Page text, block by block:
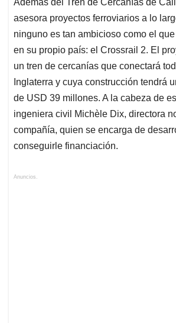
Además del Tren de Cercanías de
asesora proyectos ferroviarios a lo
ninguno es tan ambicioso como el
en su propio país: el Crossrail 2. El
un tren de cercanías que conectará
Inglaterra y cuya construcción tendrá
de USD 39 millones. A la cabeza de
ingeniera civil Michèle Dix, directora
compañía, quien se encarga de
conseguirle financiación.
Anuncios.